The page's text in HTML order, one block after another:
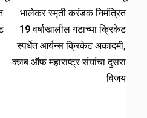
भालेकर स्मृती करंडक निमंत्रित
19 वर्षाखालील गटाच्या क्रिकेट
स्पर्धेत आर्यन्स क्रिकेट अकादमी,
क्लब ऑफ महाराष्ट्र संघांचा दुसरा
विजय